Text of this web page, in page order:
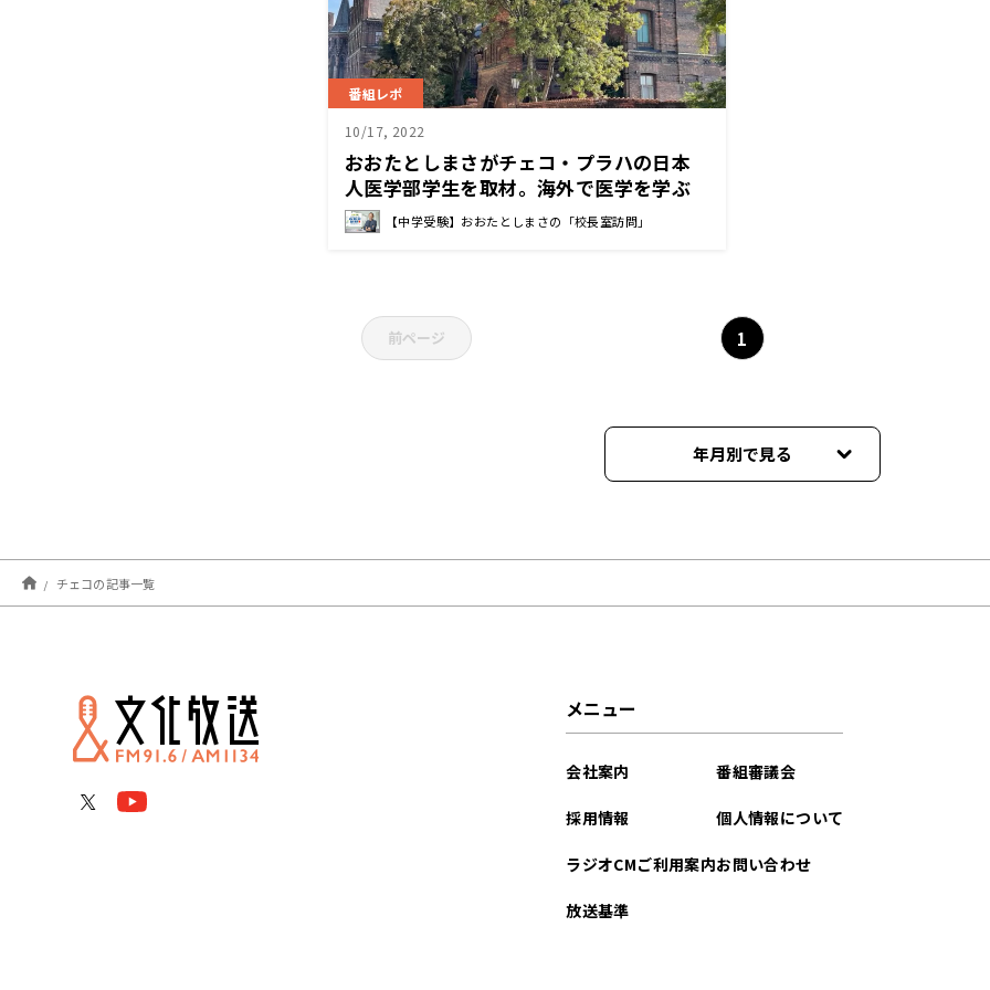
番組レポ
10/17, 2022
おおたとしまさがチェコ・プラハの日本
人医学部学生を取材。海外で医学を学ぶ
ってどういうこと？
【中学受験】おおたとしまさの「校長室訪問」
前ページ 1
年月別で見る
チェコの記事一覧
メニュー
会社案内
採用情報
ラジオCMご利用案内
放送基準
番組審議会
個人情報について
お問い合わせ